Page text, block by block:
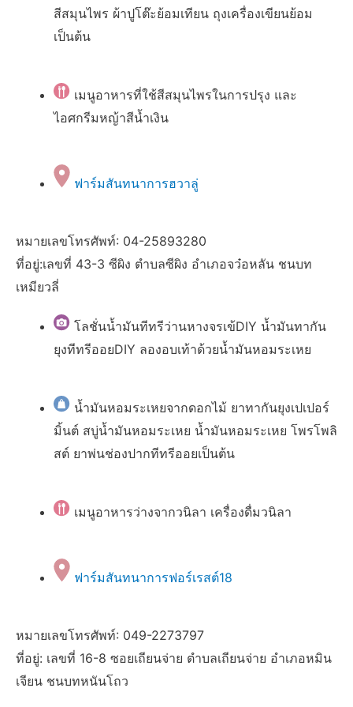
สีสมุนไพร ผ้าปูโต๊ะย้อมเทียน ถุงเครื่องเขียนย้อม
เป็นต้น
เมนูอาหารที่ใช้สีสมุนไพรในการปรุง และ
ไอศกรีมหญ้าสีน้ำเงิน
ฟาร์มสันทนาการฮวาลู่
หมายเลขโทรศัพท์: 04-25893280
ที่อยู่:เลขที่ 43-3 ซีผิง ตำบลซีผิง อำเภอจว๋อหลัน ชนบท
เหมียวลี่
โลชั่นน้ำมันทีทรีว่านหางจรเข้DIY น้ำมันทากัน
ยุงทีทรีออยDIY ลองอบเท้าด้วยน้ำมันหอมระเหย
น้ำมันหอมระเหยจากดอกไม้ ยาทากันยุงเปเปอร์
มิ้นต์ สบู่น้ำมันหอมระเหย น้ำมันหอมระเหย โพรโพลิ
สต์ ยาพ่นช่องปากทีทรีออยเป็นต้น
เมนูอาหารว่างจากวนิลา เครื่องดื่มวนิลา
ฟาร์มสันทนาการฟอร์เรสต์18
หมายเลขโทรศัพท์: 049-2273797
ที่อยู่: เลขที่ 16-8 ซอยเถียนจ่าย ตำบลเถียนจ่าย อำเภอหมิน
เจียน ชนบทหนันโถว